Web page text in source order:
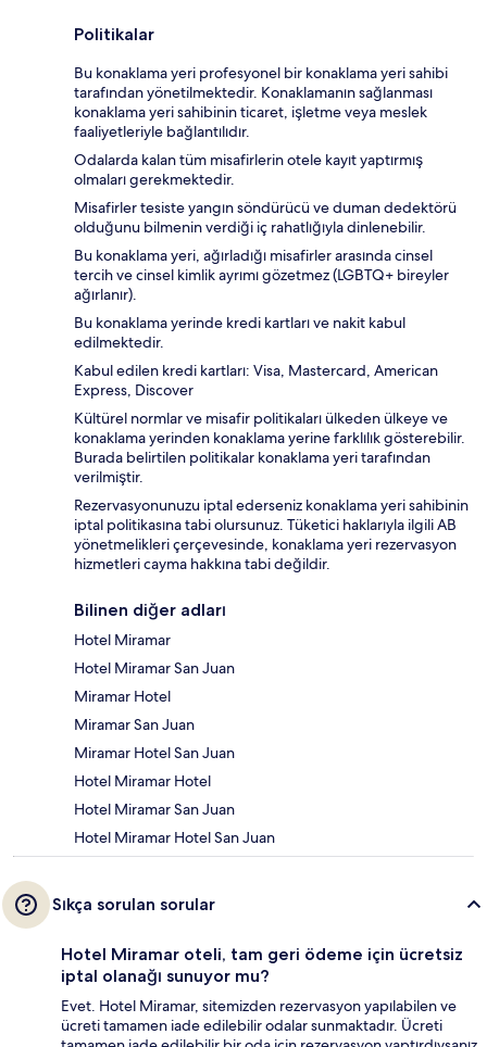
Politikalar
Bu konaklama yeri profesyonel bir konaklama yeri sahibi
tarafından yönetilmektedir. Konaklamanın sağlanması
konaklama yeri sahibinin ticaret, işletme veya meslek
faaliyetleriyle bağlantılıdır.
Odalarda kalan tüm misafirlerin otele kayıt yaptırmış
olmaları gerekmektedir.
Misafirler tesiste yangın söndürücü ve duman dedektörü
olduğunu bilmenin verdiği iç rahatlığıyla dinlenebilir.
Bu konaklama yeri, ağırladığı misafirler arasında cinsel
tercih ve cinsel kimlik ayrımı gözetmez (LGBTQ+ bireyler
ağırlanır).
Bu konaklama yerinde kredi kartları ve nakit kabul
edilmektedir.
Kabul edilen kredi kartları: Visa, Mastercard, American
Express, Discover
Kültürel normlar ve misafir politikaları ülkeden ülkeye ve
konaklama yerinden konaklama yerine farklılık gösterebilir.
Burada belirtilen politikalar konaklama yeri tarafından
verilmiştir.
Rezervasyonunuzu iptal ederseniz konaklama yeri sahibinin
iptal politikasına tabi olursunuz. Tüketici haklarıyla ilgili AB
yönetmelikleri çerçevesinde, konaklama yeri rezervasyon
hizmetleri cayma hakkına tabi değildir.
Bilinen diğer adları
Hotel Miramar
Hotel Miramar San Juan
Miramar Hotel
Miramar San Juan
Miramar Hotel San Juan
Hotel Miramar Hotel
Hotel Miramar San Juan
Hotel Miramar Hotel San Juan
Sıkça sorulan sorular
Hotel Miramar oteli, tam geri ödeme için ücretsiz
iptal olanağı sunuyor mu?
Evet. Hotel Miramar, sitemizden rezervasyon yapılabilen ve
ücreti tamamen iade edilebilir odalar sunmaktadır. Ücreti